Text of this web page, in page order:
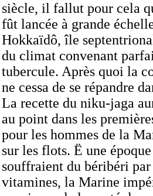
siècle, il fallut pour cela
fût lancée à grande
Hokkaïdô, île
du climat convenant
tubercule. Après quoi la
ne cessa de se répandre
La recette du niku-jaga
au point dans les
pour les hommes de la
sur les flots. Ë une
souffraient du béribéri par
vitamines, la Marine